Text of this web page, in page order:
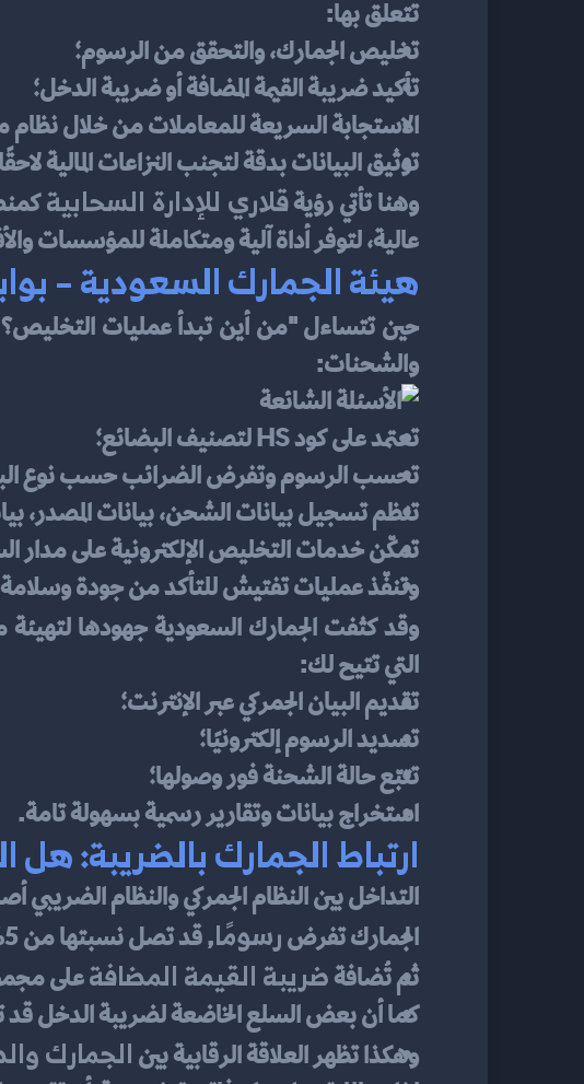
تتعلق بها:
تخليص الجمارك، والتحقق من الرسوم؛
تأكيد ضريبة القيمة المضافة أو ضريبة الدخل؛
الاستجابة السريعة للمعاملات من خلال
توثيق البيانات بدقة لتجنب النزاعات المالية
وهنا تأتي رؤية قلاري للإدارة السحابية
عالية، لتوفر أداة آلية ومتكاملة للمؤسسات
هيئة الجمارك السعودية –
حين تتساءل "من أين تبدأ عمليات
والشحنات:
تعتمد على كود HS لتصنيف البضائع؛
تحسب الرسوم وتفرض الضرائب حسب نوع
تنظم تسجيل بيانات الشحن، بيانات المصدر،
تمكّن خدمات التخليص الإلكترونية على مدار
وتنفّذ عمليات تفتيش للتأكد من جودة
وقد كثفت الجمارك السعودية جهودها
التي تتيح لك:
تقديم البيان الجمركي عبر الإنترنت؛
تسديد الرسوم إلكترونيًا؛
تتبّع حالة الشحنة فور وصولها؛
استخراج بيانات وتقارير رسمية بسهولة تامة.
ارتباط الجمارك بالضريبة:
التداخل بين النظام الجمركي والنظام
الجمارك تفرض رسومًا, قد تصل نسبتها من 5% إلى 20% حسب نوع السلع؛
ثم تُضافة ضريبة القيمة المضافة على
كما أن بعض السلع الخاضعة لضريبة الدخل قد
وهكذا تظهر العلاقة الرقابية بين الجمارك